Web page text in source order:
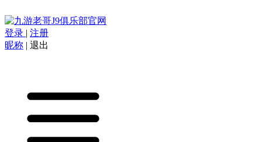
登录 | 注册
昵称 | 退出